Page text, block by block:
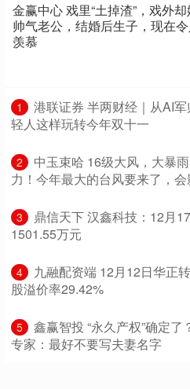
金赢中心 戏里“土掉渣”，戏外
帅气老公，结婚后生子，现在
羡慕
1
港联证券 半两财经｜从AI
轻人这样玩转今年双十一
2
中玉束哈 16级大风，大暴
力！今年最大的台风要来了，
3
鼎信天下 汉鑫科技：12月
1501.55万元
4
九融配资端 12月12日华正
股溢价率29.42%
5
鑫赢智投 “永久产权”确定了
专家：最好不要写夫妻名字